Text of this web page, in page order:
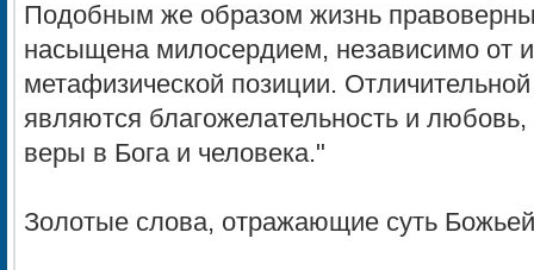
Подобным же образом жизнь
насыщена милосердием, независимо от
метафизической позиции.
являются благожелательность и
веры в Бога и человека."
Золотые слова, отражающие суть